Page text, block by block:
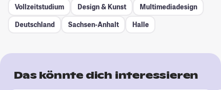
Vollzeitstudium
Design & Kunst
Multimediadesign
Deutschland
Sachsen-Anhalt Halle
Das könnte dich interessieren